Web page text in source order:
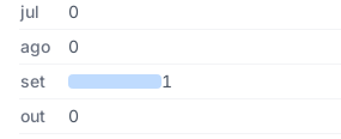
jul
0
ago
0
set
1
out
0